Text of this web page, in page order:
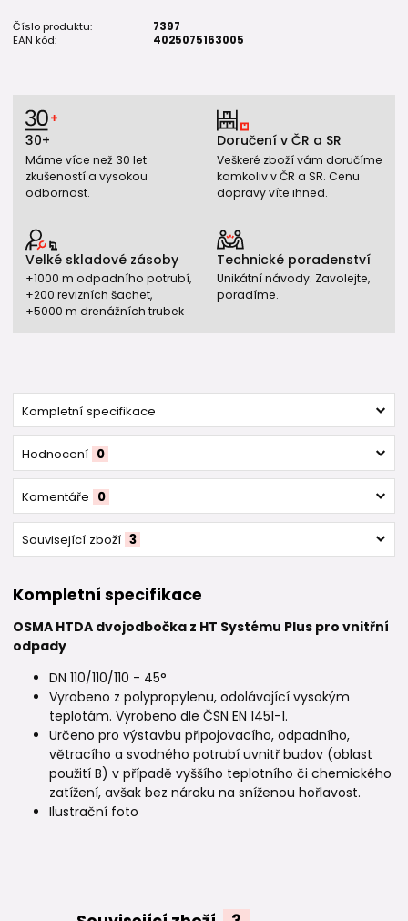
Číslo produktu:
7397
EAN kód:
4025075163005
30+
Máme více než 30 let
zkušeností a vysokou
odbornost.
Doručení v ČR a SR
Veškeré zboží vám doručíme
kamkoliv v ČR a SR. Cenu
dopravy víte ihned.
Velké skladové zásoby
+1000 m odpadního potrubí,
+200 revizních šachet,
+5000 m drenážních trubek
Technické poradenství
Unikátní návody. Zavolejte,
poradíme.
Kompletní specifikace
Hodnocení 0
Komentáře 0
Související zboží 3
Kompletní specifikace
OSMA HTDA dvojodbočka z HT Systému Plus pro vnitřní
odpady
DN 110/110/110 - 45°
Vyrobeno z polypropylenu, odolávající vysokým
teplotám. Vyrobeno dle ČSN EN 1451-1.
Určeno pro výstavbu připojovacího, odpadního,
větracího a svodného potrubí uvnitř budov (oblast
použití B) v případě vyššího teplotního či chemického
zatížení, avšak bez nároku na sníženou hořlavost.
Ilustrační foto